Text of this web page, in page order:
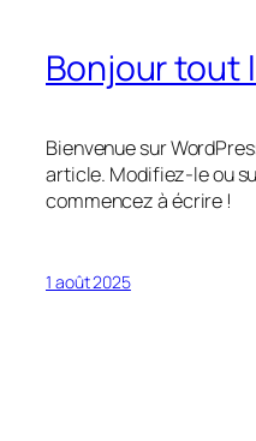
Bonjour tout
Bienvenue sur
article. Modifiez-le ou
commencez à écrire !
1 août 2025